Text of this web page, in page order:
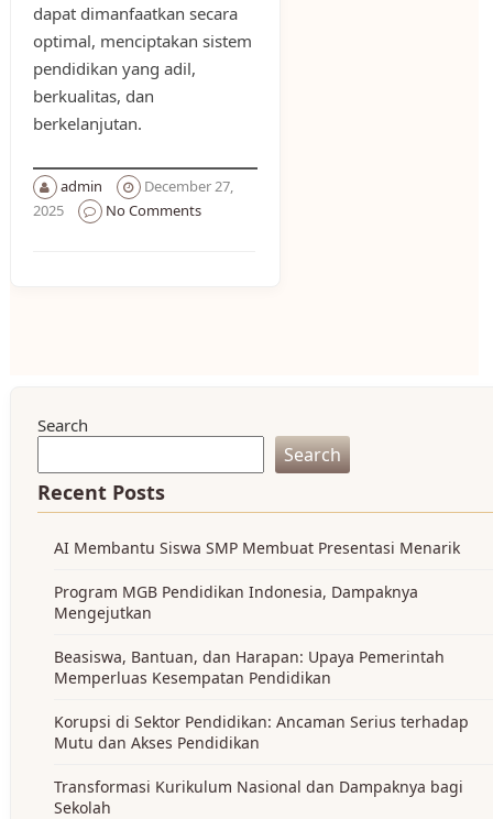
dapat dimanfaatkan secara
optimal, menciptakan sistem
pendidikan yang adil,
berkualitas, dan
berkelanjutan.
admin
December 27,
2025
No Comments
Search
Search
Recent Posts
AI Membantu Siswa SMP Membuat Presentasi Menarik
Program MGB Pendidikan Indonesia, Dampaknya
Mengejutkan
Beasiswa, Bantuan, dan Harapan: Upaya Pemerintah
Memperluas Kesempatan Pendidikan
Korupsi di Sektor Pendidikan: Ancaman Serius terhadap
Mutu dan Akses Pendidikan
Transformasi Kurikulum Nasional dan Dampaknya bagi
Sekolah